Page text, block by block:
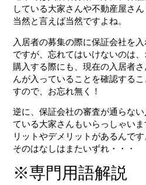
している大家さんや不動産屋さん
当然と言えば当然ですよね。
入居者の募集の際に保証会社を
ですが、忘れてはいけないのは
購入する際にも、現在の入居者
んが入っていることを確認する
すので、お忘れ無く！
逆に、保証会社の審査が通らな
ている大家さんもいらっしゃい
リットやデメリットがあるんです
そのはなしはまたいずれ・・・
※専門用語解説